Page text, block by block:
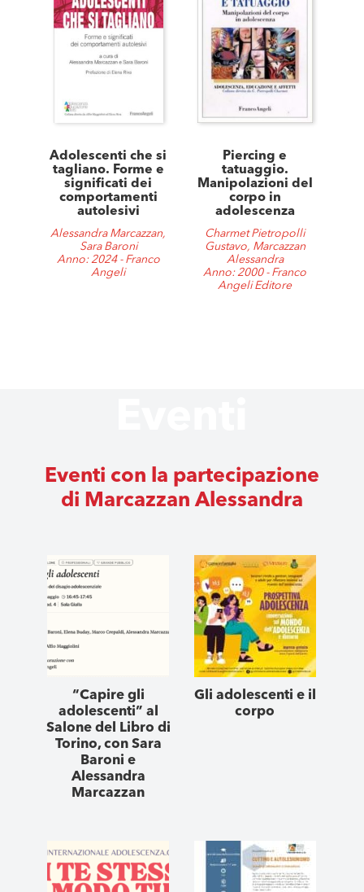
Adolescenti che si
tagliano. Forme e
significati dei
comportamenti
autolesivi
Alessandra Marcazzan,
Sara Baroni
Anno: 2024 - Franco
Angeli
Piercing e
tatuaggio.
Manipolazioni del
corpo in
adolescenza
Charmet Pietropolli
Gustavo, Marcazzan
Alessandra
Anno: 2000 - Franco
Angeli Editore
Eventi con la partecipazione
di Marcazzan Alessandra
“Capire gli
adolescenti” al
Salone del Libro di
Torino, con Sara
Baroni e
Alessandra
Marcazzan
Gli adolescenti e il
corpo